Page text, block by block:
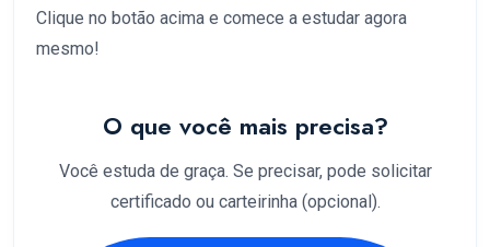
Clique no botão acima e comece a estudar agora
mesmo!
O que você mais precisa?
Você estuda de graça. Se precisar, pode solicitar
certificado ou carteirinha (opcional).